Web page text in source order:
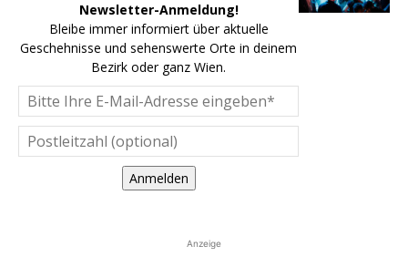
Newsletter-Anmeldung!
Bleibe immer informiert über aktuelle
Geschehnisse und sehenswerte Orte in deinem
Bezirk oder ganz Wien.
Anmelden
Anzeige